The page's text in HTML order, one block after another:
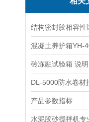
砖冻融试验箱 说明
DL-5000防水卷材
产品参数指标